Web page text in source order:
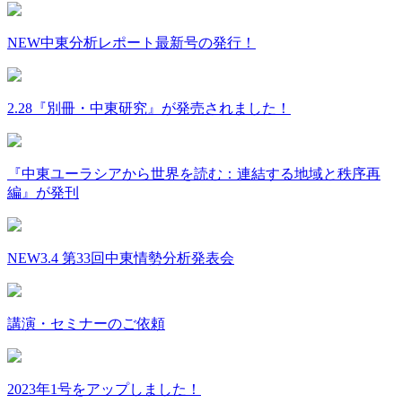
NEW中東分析レポート最新号の発行！
2.28『別冊・中東研究』が発売されました！
『中東ユーラシアから世界を読む：連結する地域と秩序再
編』が発刊
NEW3.4 第33回中東情勢分析発表会
講演・セミナーのご依頼
2023年1号をアップしました！